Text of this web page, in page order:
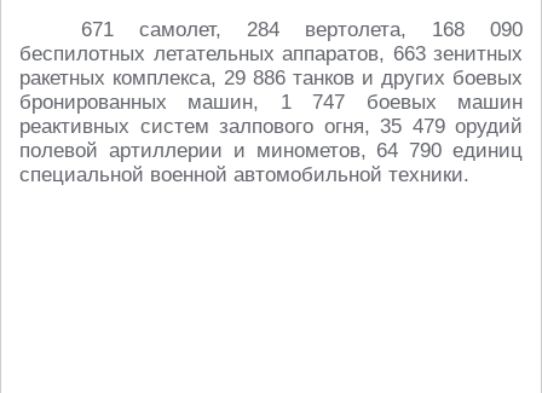
671 самолет, 284 вертолета, 168 090
беспилотных летательных аппаратов, 663 зенитных
ракетных комплекса, 29 886 танков и других боевых
бронированных машин, 1 747 боевых машин
реактивных систем залпового огня, 35 479 орудий
полевой артиллерии и минометов, 64 790 единиц
специальной военной автомобильной техники.